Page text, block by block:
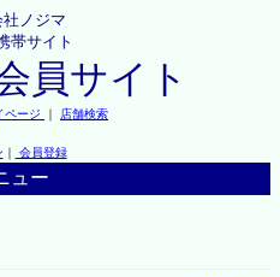
ノジマ
帯サイト
員サイト
ページ ｜ 店舗検索
｜ 会員登録
ュー